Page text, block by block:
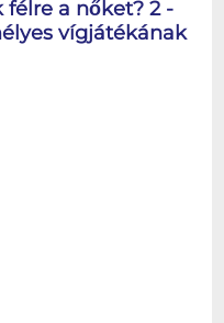
a nőket? 2 -
vígjátékának